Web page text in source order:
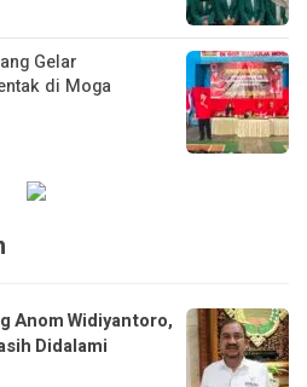
Gelar
di Moga
Anom Widiyantoro,
Didalami